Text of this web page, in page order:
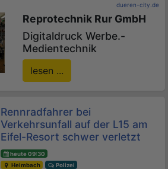
dueren-city.de
Reprotechnik Rur GmbH
Digitaldruck Werbe.-
Medientechnik
lesen ...
Rennradfahrer bei
Verkehrsunfall auf der L15 am
Eifel-Resort schwer verletzt
heute 09:30
Heimbach
Polizei